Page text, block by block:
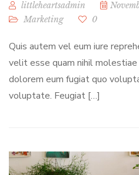
littleheartsadmin
Marketing
0
Quis autem vel eum iure
velit esse quam nihil
dolorem eum fugiat quo
voluptate. Feugiat […]